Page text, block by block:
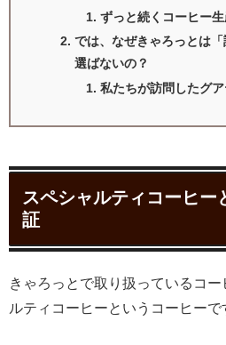
ずっと続くコーヒー生
では、なぜきゃろっとは
選ばないの？
私たちが訪問したグ
スペシャルティコーヒー
証
きゃろっとで取り扱っているコ
ルティコーヒーというコーヒーで